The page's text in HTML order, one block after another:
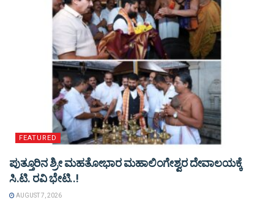
FEATURED
ಪುತ್ತೂರಿನ ಶ್ರೀ ಮಹತೋಭಾರ ಮಹಾಲಿಂಗೇಶ್ವರ ದೇವಾಲಯಕ್ಕೆ
ಸಿ.ಟಿ. ರವಿ ಭೇಟಿ..!
AUGUST 7, 2026